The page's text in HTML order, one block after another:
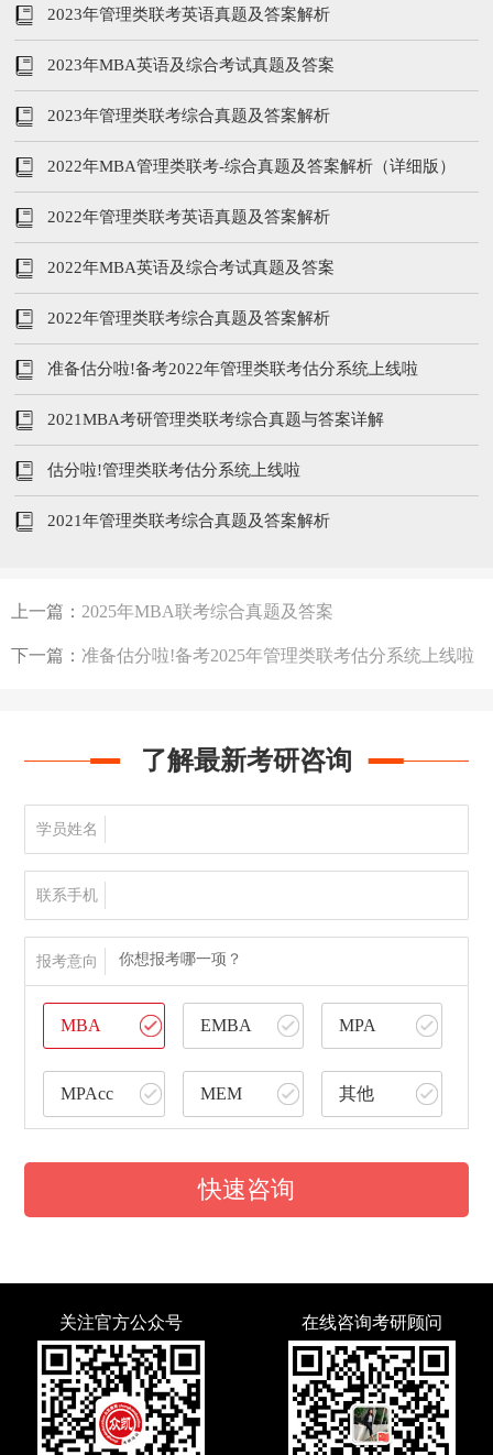
2023年管理类联考英语真题及答案解析
2023年MBA英语及综合考试真题及答案
2023年管理类联考综合真题及答案解析
2022年MBA管理类联考-综合真题及答案解析（详细版）
2022年管理类联考英语真题及答案解析
2022年MBA英语及综合考试真题及答案
2022年管理类联考综合真题及答案解析
准备估分啦!备考2022年管理类联考估分系统上线啦
2021MBA考研管理类联考综合真题与答案详解
估分啦!管理类联考估分系统上线啦
2021年管理类联考综合真题及答案解析
上一篇： 2025年MBA联考综合真题及答案
下一篇： 准备估分啦!备考2025年管理类联考估分系统上线啦
了解最新考研咨询
学员姓名
联系手机
报考意向 你想报考哪一项？
MBA EMBA MPA
MPAcc MEM 其他
快速咨询
关注官方公众号 在线咨询考研顾问